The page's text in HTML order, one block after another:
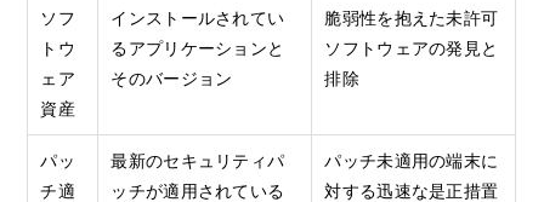
ソフ
トウ
ェア
資産
インストールされてい
るアプリケーションと
そのバージョン
脆弱性を抱えた未許可
ソフトウェアの発見と
排除
パッ
チ適
最新のセキュリティパ
ッチが適用されている
パッチ未適用の端末に
対する迅速な是正措置